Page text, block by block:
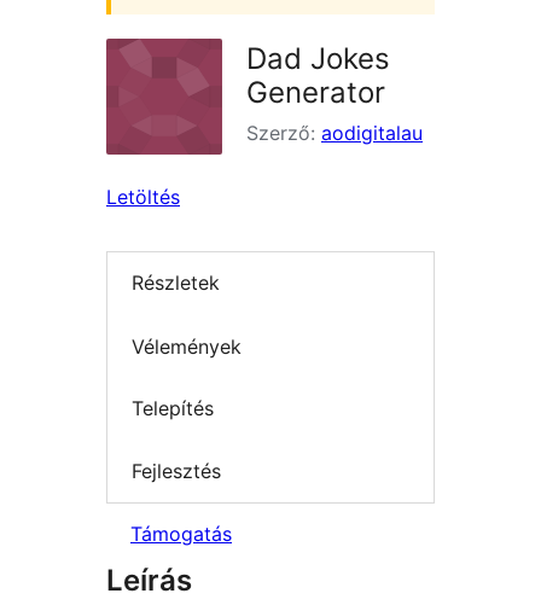
Dad Jokes
Generator
Szerző: aodigitalau
Letöltés
Részletek
Vélemények
Telepítés
Fejlesztés
Támogatás
Leírás